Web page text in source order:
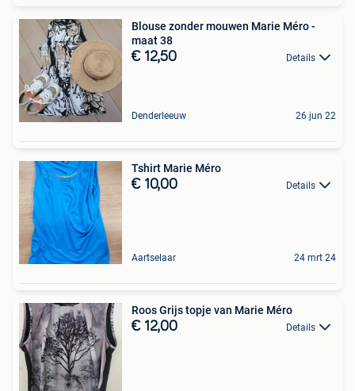
Blouse zonder mouwen Marie Méro -
maat 38
€ 12,50 Details
Denderleeuw 26 jun 22
Tshirt Marie Méro
€ 10,00 Details
Aartselaar 24 mrt 24
Roos Grijs topje van Marie Méro
€ 12,00 Details